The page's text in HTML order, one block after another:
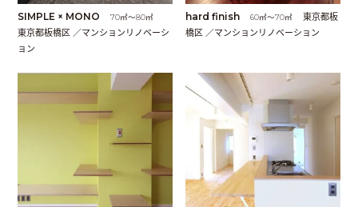
SIMPLE × MONO 70㎡〜80㎡
東京都板橋区 ／マンションリノベーシ
ョン
hard finish 60㎡〜70㎡
東京都板
橋区 ／マンションリノベーション